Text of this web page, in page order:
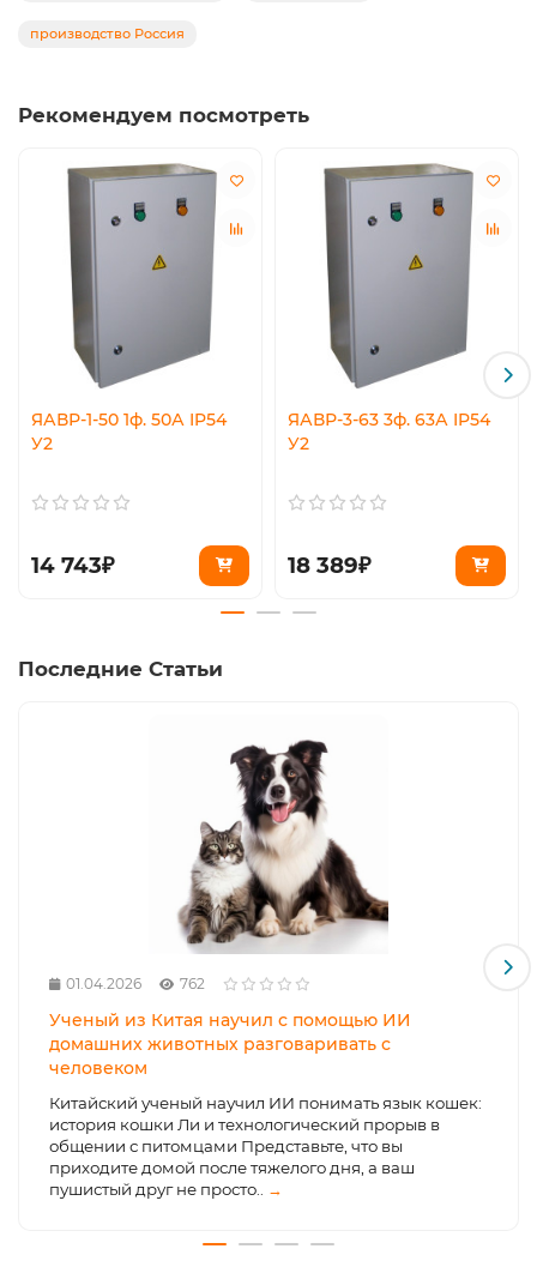
производство Россия
Рекомендуем посмотреть
ЯАВР-1-50 1ф. 50А IP54
У2
14 743₽
ЯАВР-3-63 3ф. 63А IP54
У2
18 389₽
Последние Статьи
01.04.2026 762
Ученый из Китая научил с помощью ИИ
домашних животных разговаривать с
человеком
Китайский ученый научил ИИ понимать язык кошек:
история кошки Ли и технологический прорыв в
общении с питомцами Представьте, что вы
приходите домой после тяжелого дня, а ваш
пушистый друг не просто..
→